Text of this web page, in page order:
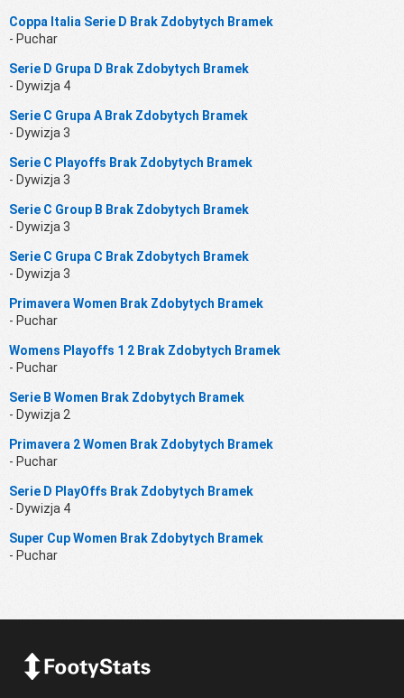
Coppa Italia Serie D Brak Zdobytych Bramek
- Puchar
Serie D Grupa D Brak Zdobytych Bramek
- Dywizja 4
Serie C Grupa A Brak Zdobytych Bramek
- Dywizja 3
Serie C Playoffs Brak Zdobytych Bramek
- Dywizja 3
Serie C Group B Brak Zdobytych Bramek
- Dywizja 3
Serie C Grupa C Brak Zdobytych Bramek
- Dywizja 3
Primavera Women Brak Zdobytych Bramek
- Puchar
Womens Playoffs 1 2 Brak Zdobytych Bramek
- Puchar
Serie B Women Brak Zdobytych Bramek
- Dywizja 2
Primavera 2 Women Brak Zdobytych Bramek
- Puchar
Serie D PlayOffs Brak Zdobytych Bramek
- Dywizja 4
Super Cup Women Brak Zdobytych Bramek
- Puchar